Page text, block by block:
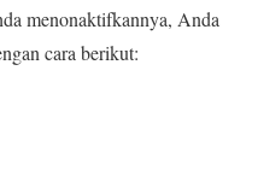
menonaktifkannya, Anda
cara berikut: